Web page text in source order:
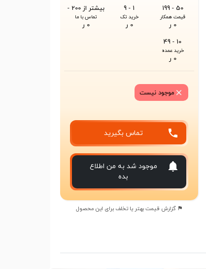
50 - 199
قیمت همکار
0 ر
1 - 9
خرید تک
0 ر
بیشتر از 200 -
تماس با ما
0 ر
10 - 49
خرید عمده
0 ر
موجود نیست
تماس بگیرید
موجود شد به من اطلاع
بده
گزارش قیمت بهتر یا تخلف برای این محصول